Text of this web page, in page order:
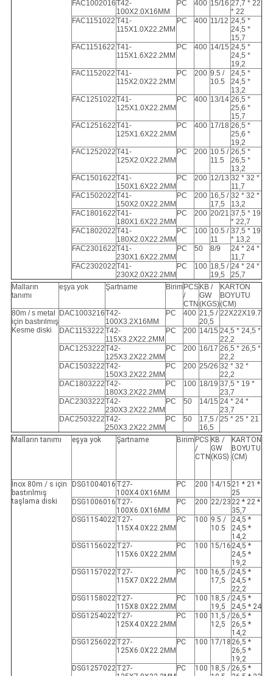
FAC1002016T42-
100X2.0X16MM
PC 400 15/16 27,7 * 22
* ​​22
FAC1151022 T41-
115X1.0X22.2MM
PC 400 11/12 24,5 *
24,5 *
15,7
FAC1151622 T41-
115X1.6X22.2MM
PC 400 14/15 24,5 *
24,5 *
19,2
FAC1152022 T41-
115X2.0X22.2MM
PC 200 9.5 /
10.5
24,5 *
24,5 *
13,2
FAC1251022T41-
125X1.0X22.2MM
PC 400 13/14 26,5 *
25,6 *
15,7
FAC1251622T41-
125X1.6X22.2MM
PC 400 17/18 26,5 *
25,6 *
19,2
FAC1252022T41-
125X2.0X22.2MM
PC 200 10.5 /
11.5
26,5 *
26,5 *
13,2
FAC1501622T41-
150X1.6X22.2MM
PC 200 12/13 32 * 32 *
11,7
FAC1502022T41-
150X2.0X22.2MM
PC 200 16,5 /
17,5
32 * 32 *
13,2
FAC1801622T41-
180X1.6X22.2MM
PC 200 20/21 37,5 * 19
* 22,7
FAC1802022T41-
180X2.0X22.2MM
PC 100 10.5 /
11
37,5 * 19
* 13,2
FAC2301622T41-
230X1.6X22.2MM
PC 50 8/9
24 * 24 *
11,7
FAC2302022T41-
230X2.0X22.2MM
PC 100 18,5 /
19,5
24 * 24 *
25,7
Malların
tanımı
eşya yok Şartname Birim PCS
/
CTN
KB /
GW
(KGS)
KARTON
BOYUTU
(CM)
80m / s metal
için bastırılmış
Kesme diski
DAC1003216T42-
100X3.2X16MM
PC 400 21,5 /
20,5
22X22X19.7
DAC1153222 T42-
115X3.2X22.2MM
PC 200 14/15 24,5 * 24,5 *
22,2
DAC1253222T42-
125X3.2X22.2MM
PC 200 16/17 26,5 * 26,5 *
22,2
DAC1503222T42-
150X3.2X22.2MM
PC 200 25/26 32 * 32 *
22,2
DAC1803222T42-
180X3.2X22.2MM
PC 100 18/19 37,5 * 19 *
23,7
DAC2303222T42-
230X3.2X22.2MM
PC 50 14/15 24 * 24 *
23,7
DAC2503222T42-
250X3.2X22.2MM
PC 50
17,5 /
16,5
25 * 25 * 21
Malların tanımı eşya yok Şartname Birim PCS
/
CTN
KB /
GW
(KGS)
KARTON
BOYUTU
(CM)
İnox 80m / s için
bastırılmış
taşlama diski
DSG1004016 T27-
100X4.0X16MM
PC 200 14/15 21 * 21 *
25
DSG1006016 T27-
100X6.0X16MM
PC 200 22/23 22 * 22 *
​​35,7
DSG1154022T27-
115X4.0X22.2MM
PC 100 9.5 /
10.5
24,5 *
24,5 *
14,2
DSG1156022T27-
115X6.0X22.2MM
PC 100 15/16 24,5 *
24,5 *
19,2
DSG1157022T27-
115X7.0X22.2MM
PC 100 16,5 /
17,5
24,5 *
24,5 *
22,2
DSG1158022T27-
115X8.0X22.2MM
PC 100 18,5 /
19,5
24,5 *
24,5 * 24
DSG1254022T27-
125X4.0X22.2MM
PC 100 11,5 /
12,5
26,5 *
26,5 *
14,2
DSG1256022T27-
125X6.0X22.2MM
PC 100 17/18 26,5 *
26,5 *
19,2
DSG1257022T27-
PC 100 18,5 / 26,5 *